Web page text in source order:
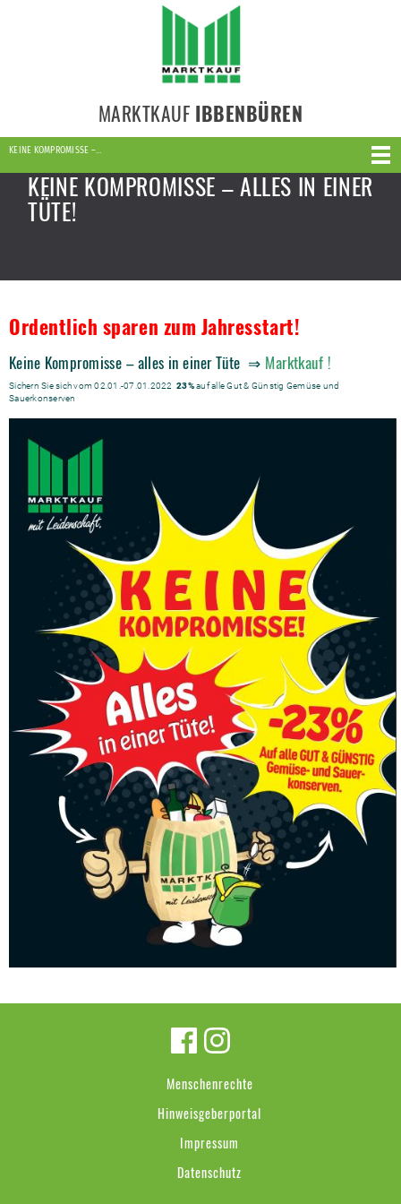
MARKTKAUF IBBENBÜREN
KEINE KOMPROMISSE –…
KEINE KOMPROMISSE – ALLES IN EINER
TÜTE!
Ordentlich sparen zum Jahresstart!
Keine Kompromisse – alles in einer Tüte ⇒ Marktkauf !
Sichern Sie sich vom 02.01.-07.01.2022 23%auf alle Gut & Günstig Gemüse und
Sauerkonserven
Menschenrechte
Hinweisgeberportal
Impressum
Datenschutz